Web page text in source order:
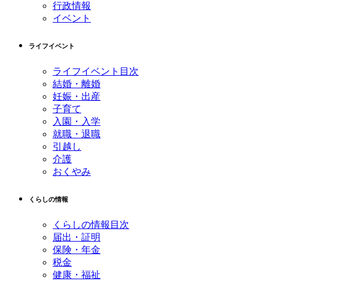
行政情報
イベント
ライフイベント
ライフイベント目次
結婚・離婚
妊娠・出産
子育て
入園・入学
就職・退職
引越し
介護
おくやみ
くらしの情報
くらしの情報目次
届出・証明
保険・年金
税金
健康・福祉